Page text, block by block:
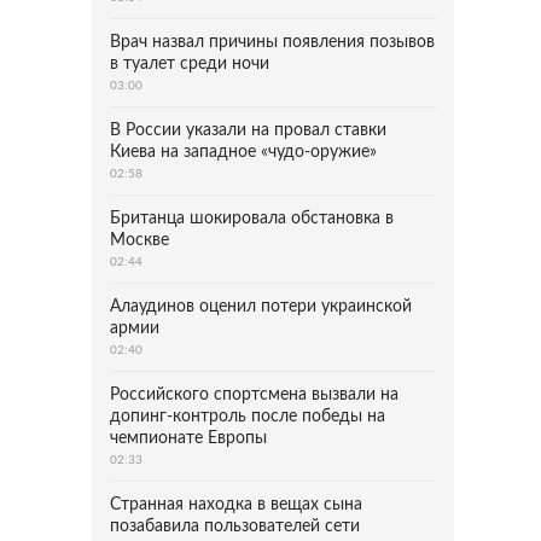
Врач назвал причины появления позывов
в туалет среди ночи
03:00
В России указали на провал ставки
Киева на западное «чудо-оружие»
02:58
Британца шокировала обстановка в
Москве
02:44
Алаудинов оценил потери украинской
армии
02:40
Российского спортсмена вызвали на
допинг-контроль после победы на
чемпионате Европы
02:33
Странная находка в вещах сына
позабавила пользователей сети